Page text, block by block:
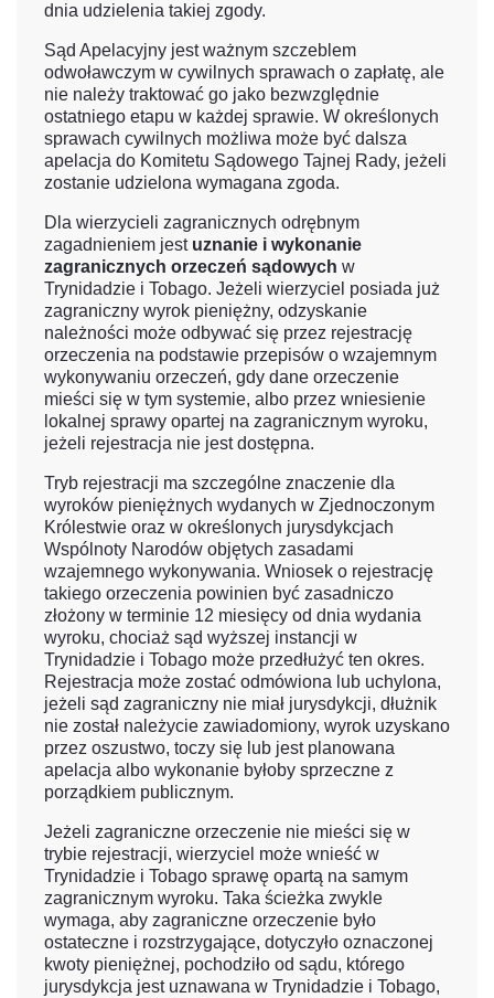
dnia udzielenia takiej zgody.
Sąd Apelacyjny jest ważnym szczeblem
odwoławczym w cywilnych sprawach o zapłatę, ale
nie należy traktować go jako bezwzględnie
ostatniego etapu w każdej sprawie. W określonych
sprawach cywilnych możliwa może być dalsza
apelacja do Komitetu Sądowego Tajnej Rady, jeżeli
zostanie udzielona wymagana zgoda.
Dla wierzycieli zagranicznych odrębnym
zagadnieniem jest uznanie i wykonanie
zagranicznych orzeczeń sądowych w
Trynidadzie i Tobago. Jeżeli wierzyciel posiada już
zagraniczny wyrok pieniężny, odzyskanie
należności może odbywać się przez rejestrację
orzeczenia na podstawie przepisów o wzajemnym
wykonywaniu orzeczeń, gdy dane orzeczenie
mieści się w tym systemie, albo przez wniesienie
lokalnej sprawy opartej na zagranicznym wyroku,
jeżeli rejestracja nie jest dostępna.
Tryb rejestracji ma szczególne znaczenie dla
wyroków pieniężnych wydanych w Zjednoczonym
Królestwie oraz w określonych jurysdykcjach
Wspólnoty Narodów objętych zasadami
wzajemnego wykonywania. Wniosek o rejestrację
takiego orzeczenia powinien być zasadniczo
złożony w terminie 12 miesięcy od dnia wydania
wyroku, chociaż sąd wyższej instancji w
Trynidadzie i Tobago może przedłużyć ten okres.
Rejestracja może zostać odmówiona lub uchylona,
jeżeli sąd zagraniczny nie miał jurysdykcji, dłużnik
nie został należycie zawiadomiony, wyrok uzyskano
przez oszustwo, toczy się lub jest planowana
apelacja albo wykonanie byłoby sprzeczne z
porządkiem publicznym.
Jeżeli zagraniczne orzeczenie nie mieści się w
trybie rejestracji, wierzyciel może wnieść w
Trynidadzie i Tobago sprawę opartą na samym
zagranicznym wyroku. Taka ścieżka zwykle
wymaga, aby zagraniczne orzeczenie było
ostateczne i rozstrzygające, dotyczyło oznaczonej
kwoty pieniężnej, pochodziło od sądu, którego
jurysdykcja jest uznawana w Trynidadzie i Tobago,